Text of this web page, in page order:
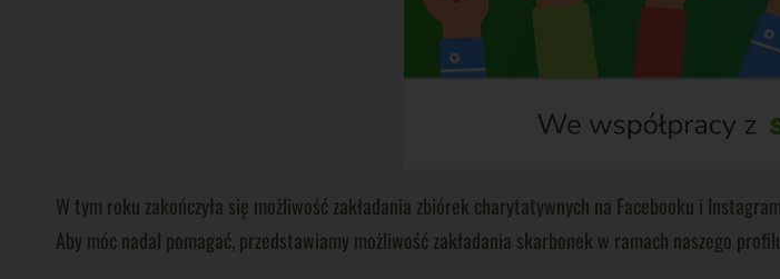
W tym roku zakończyła się możliwość zakładania zbiórek charytatywnych na Facebooku i
Aby móc nadal pomagać, przedstawiamy możliwość zakładania skarbonek w ramach naszego